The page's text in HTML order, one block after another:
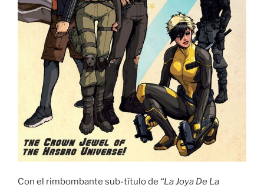
Con el rimbombante sub-título de “La Joya De La